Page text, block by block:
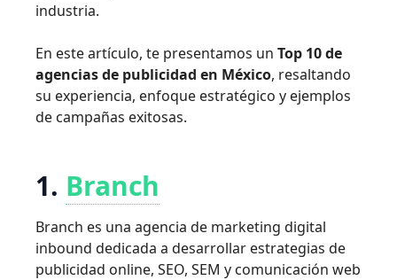
industria.
En este artículo, te presentamos un Top 10 de
agencias de publicidad en México, resaltando
su experiencia, enfoque estratégico y ejemplos
de campañas exitosas.
1. Branch
Branch es una agencia de marketing digital
inbound dedicada a desarrollar estrategias de
publicidad online, SEO, SEM y comunicación web